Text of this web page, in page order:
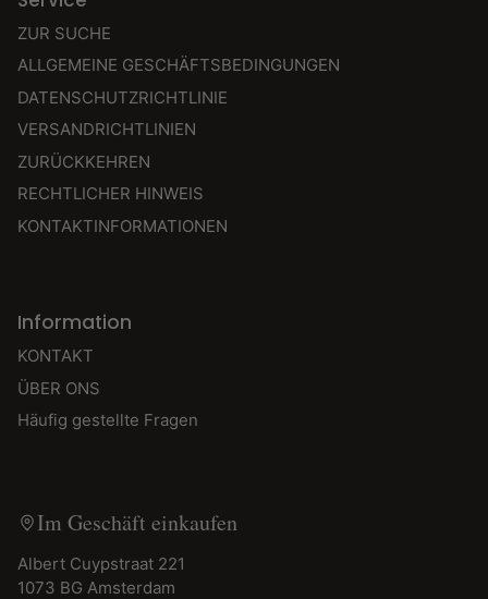
ZUR SUCHE
ALLGEMEINE GESCHÄFTSBEDINGUNGEN
DATENSCHUTZRICHTLINIE
VERSANDRICHTLINIEN
ZURÜCKKEHREN
RECHTLICHER HINWEIS
KONTAKTINFORMATIONEN
Information
KONTAKT
ÜBER ONS
Häufig gestellte Fragen
Im Geschäft einkaufen
Albert Cuypstraat 221
1073 BG Amsterdam